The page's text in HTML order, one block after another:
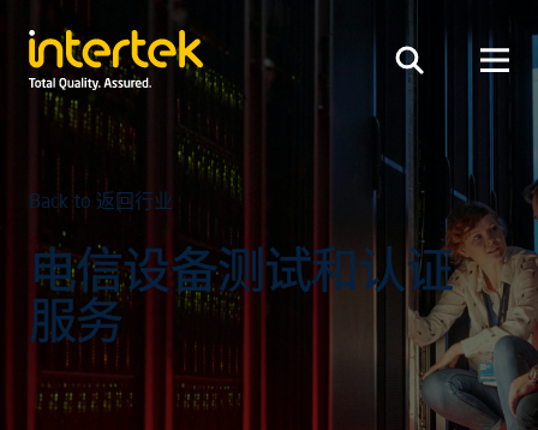
Back to 返回行业
电信设备测试和认证
服务